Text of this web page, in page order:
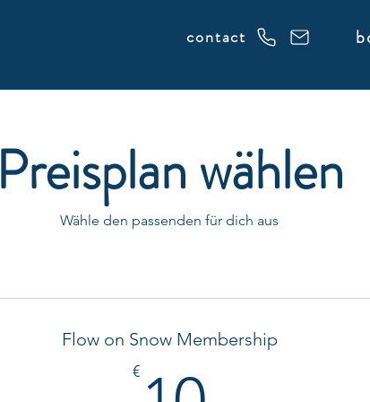
contact
Preisplan wählen
Wähle den passenden für dich aus
Flow on Snow Membership
€